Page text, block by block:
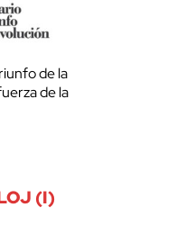
de la
de la
(I)